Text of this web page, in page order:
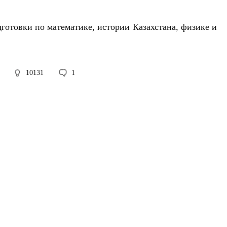
по математике, истории Казахстана, физике и
10131
1